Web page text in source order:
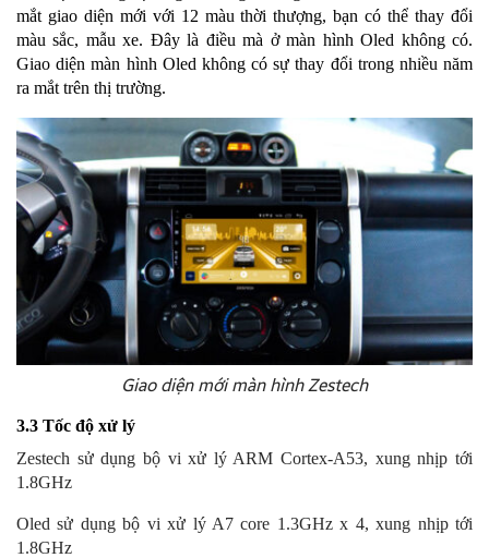
mắt giao diện mới với 12 màu thời thượng, bạn có thể thay đổi
màu sắc, mẫu xe. Đây là điều mà ở màn hình Oled không có.
Giao diện màn hình Oled không có sự thay đổi trong nhiều năm
ra mắt trên thị trường.
Giao diện mới màn hình Zestech
3.3 Tốc độ xử lý
Zestech sử dụng bộ vi xử lý ARM Cortex-A53, xung nhịp tới
1.8GHz
Oled sử dụng bộ vi xử lý A7 core 1.3GHz x 4, xung nhịp tới
1.8GHz